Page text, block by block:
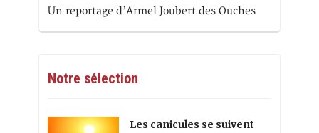
Un reportage d’Armel Joubert des Ouches
Notre sélection
Les canicules se suivent